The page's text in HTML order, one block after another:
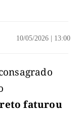
10/05/2026 13:00
faturou